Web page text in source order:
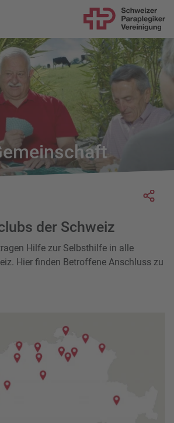
der Schweiz
Hilfe zur Selbsthilfe in alle
Hier finden Betroffene Anschluss zu